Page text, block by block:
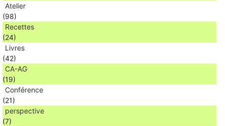
Atelier
(98)
Recettes
(24)
Livres
(42)
CA-AG
(19)
Conférence
(21)
perspective
(7)